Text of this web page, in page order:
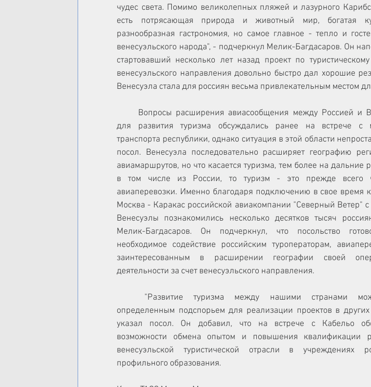
чудес света. Помимо великолепных пляжей и лазурного
есть потрясающая природа и животный мир, богатая
разнообразная гастрономия, но самое главное - тепло и
венесуэльского народа", - подчеркнул Мелик-Багдасаров. Он
стартовавший несколько лет назад проект по
венесуэльского направления довольно быстро дал хорошие
Венесуэла стала для россиян весьма привлекательным местом
для развития туризма обсуждались ранее на встрече с
транспорта республики, однако ситуация в этой области
посол. Венесуэла последовательно расширяет географию
авиамаршрутов, но что касается туризма, тем более на дальние
в том числе из России, то туризм - это прежде всего
авиаперевозки. Именно благодаря подключению в свое время
Москва - Каракас российской авиакомпании "Северный Ветер" с
Венесуэлы познакомились несколько десятков тысяч
Мелик-Багдасаров. Он подчеркнул, что посольство
необходимое содействие российским туроператорам,
заинтересованным в расширении географии своей
деятельности за счет венесуэльского направления.
определенным подспорьем для реализации проектов в
указал посол. Он добавил, что на встрече с Кабельо
возможности обмена опытом и повышения квалификации
венесуэльской туристической отрасли в учреждениях
профильного образования.